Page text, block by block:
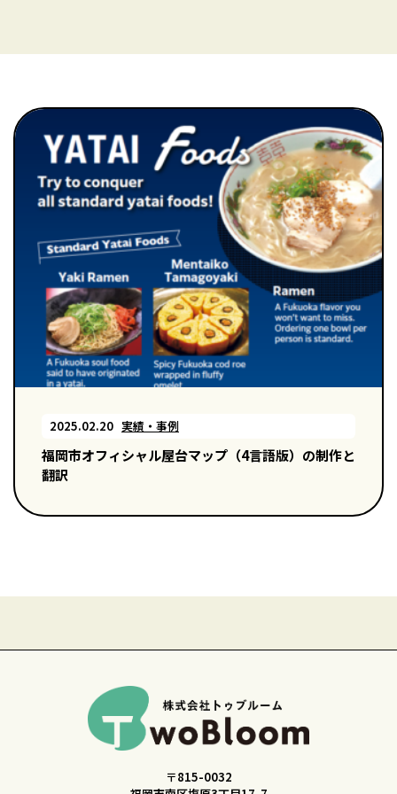
2025.02.20 実績・事例
福岡市オフィシャル屋台マップ（4言語版）の制作と
翻訳
〒815-0032